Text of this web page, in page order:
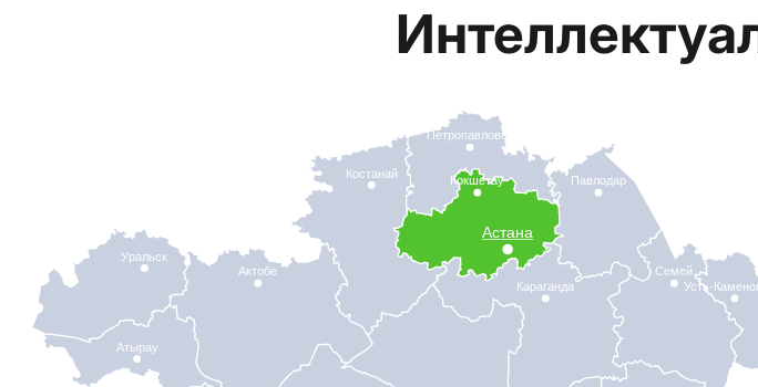
Астана
Павлодар
Актобе
Атырау
Караганда
Кокшетау
Костанай
Петропавловск
Семей
Уральск
Усть-